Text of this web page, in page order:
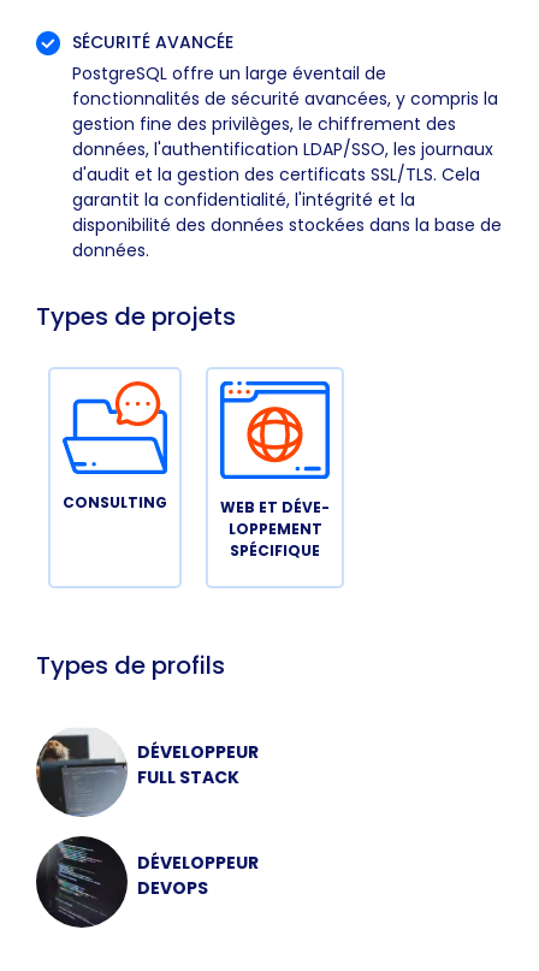
SÉCURITÉ AVANCÉE
PostgreSQL offre un large éventail de
fonctionnalités de sécurité avancées, y compris la
gestion fine des privilèges, le chiffrement des
données, l'authentification LDAP/SSO, les journaux
d'audit et la gestion des certificats SSL/TLS. Cela
garantit la confidentialité, l'intégrité et la
disponibilité des données stockées dans la base de
données.
Types de projets
CONSULTING
WEB ET DÉVE-
LOPPEMENT
SPÉCIFIQUE
Types de profils
DÉVELOPPEUR
FULL STACK
DÉVELOPPEUR
DEVOPS